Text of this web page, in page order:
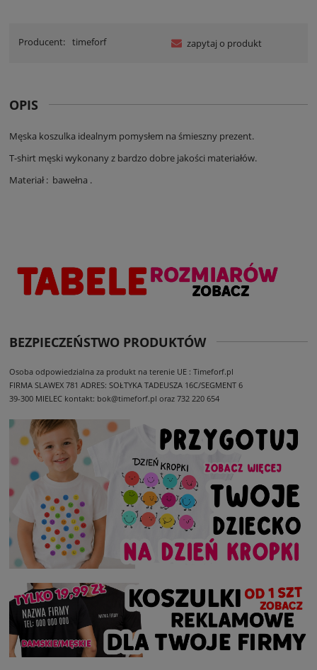
Producent: timeforf zapytaj o produkt
OPIS
Męska koszulka idealnym pomysłem na śmieszny prezent.
T-shirt męski wykonany z bardzo dobre jakości materiałów.
Materiał : bawełna .
BEZPIECZEŃSTWO PRODUKTÓW
Osoba odpowiedzialna za produkt na terenie UE : Timeforf.pl
FIRMA SLAWEX 781 ADRES: SOŁTYKA TADEUSZA 16C/SEGMENT 6
39-300 MIELEC kontakt: bok@timeforf.pl oraz 732 220 654